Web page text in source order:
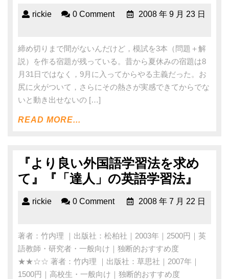
rickie 0 Comment 2008 年 9 月 23 日
締め切りまで間がないんだけど，模試を3本（問題＋解
説）を作る宿題が残っている。昔から夏休みの宿題は8
月31日ではなく，9月に入ってからやる主義だった。お
尻に火がついて，さらにその熱さが実感できてからでな
いと動き出せないの […]
READ MORE...
『より良い外国語学習法を求め
て』『「達人」の英語学習法』
rickie 0 Comment 2008 年 7 月 22 日
著者：竹内理 ｜出版社：松柏社｜2003年｜2500円｜英
語教師・研究者・一般向け｜独断的おすすめ度
★★☆☆ 著者：竹内理 ｜出版社：草思社｜2007年｜
1500円｜高校生・一般向け｜独断的おすすめ度